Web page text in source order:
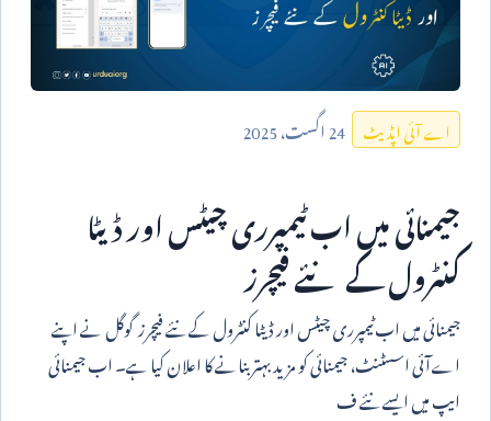
اے آئی اپڈیٹ 24اگست،2025
جیمنائی میں اب ٹیمپرری چیٹس اور ڈیٹا
کنٹرول کے نئے فیچرز
جیمنائی میں اب ٹیمپرری چیٹس اور ڈیٹا کنٹرول کے نئے فیچرز گوگل نے اپنے
اےآئی اسسٹنٹ، جیمنائی کو مزید بہتر بنانے کا اعلان کیا ہے۔ اب جیمنائی
ایپ میں ایسے نئے ف